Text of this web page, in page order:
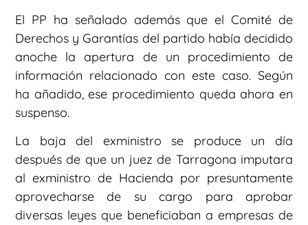
El PP ha señalado además que el Comité de
Derechos y Garantías del partido había decidido
anoche la apertura de un procedimiento de
información relacionado con este caso. Según
ha añadido, ese procedimiento queda ahora en
suspenso.
La baja del exministro se produce un día
después de que un juez de Tarragona imputara
al exministro de Hacienda por presuntamente
aprovecharse de su cargo para aprobar
diversas leyes que beneficiaban a empresas de